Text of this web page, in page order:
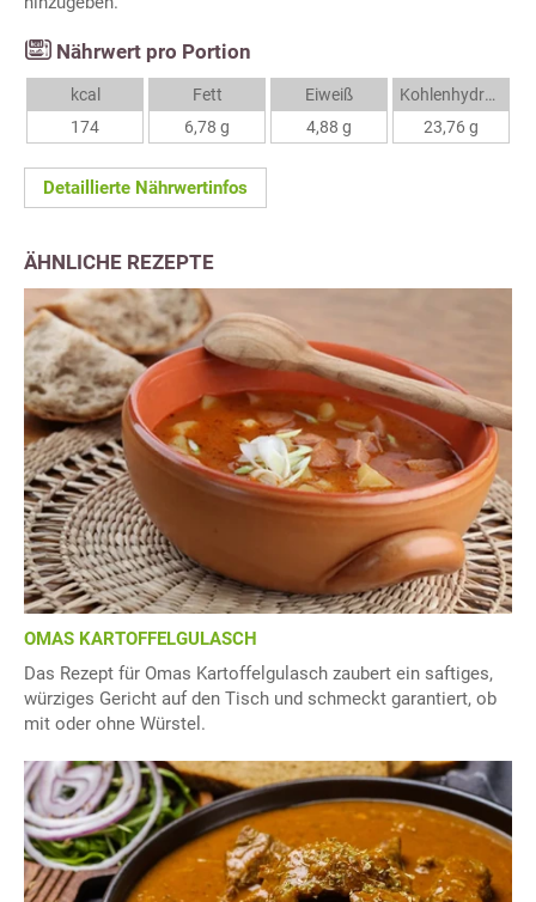
Nährwert pro Portion
kcal
174
Fett
6,78 g
Eiweiß
4,88 g
Kohlenhydrate
23,76 g
Detaillierte Nährwertinfos
ÄHNLICHE REZEPTE
OMAS KARTOFFELGULASCH
Das Rezept für Omas Kartoffelgulasch zaubert ein saftiges,
würziges Gericht auf den Tisch und schmeckt garantiert, ob
mit oder ohne Würstel.